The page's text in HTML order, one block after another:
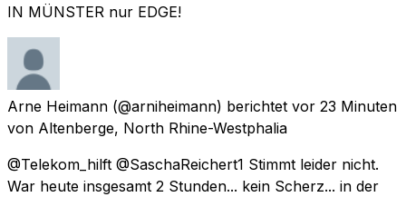
IN MÜNSTER nur EDGE!
Arne Heimann (@arniheimann) berichtet vor 23 Minuten
von Altenberge, North Rhine-Westphalia
@Telekom_hilft @SaschaReichert1 Stimmt leider nicht.
War heute insgesamt 2 Stunden... kein Scherz... in der